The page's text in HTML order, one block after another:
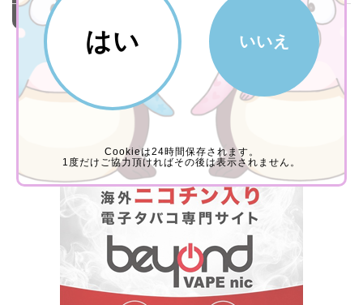
20本
【最新】値段が安いタバコのおすすめ
人気ランキング
はい いいえ
Cookieは24時間保存されます。
1度だけご協力頂ければその後は表示されません。